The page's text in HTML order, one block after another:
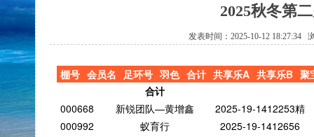
2025秋冬第
发表时间：2025-10-12 18:27:34
棚号 会员名 足环号 羽色 合计 共享乐A 共享乐B 聚
合计
000668
新锐团队—黄增鑫
2025-19-1412253精
000992
蚁育行
2025-19-1412656